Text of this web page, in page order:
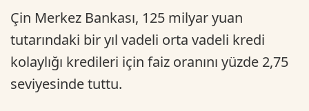
Çin Merkez Bankası, 125 milyar yuan
tutarındaki bir yıl vadeli orta vadeli kredi
kolaylığı kredileri için faiz oranını yüzde 2,75
seviyesinde tuttu.